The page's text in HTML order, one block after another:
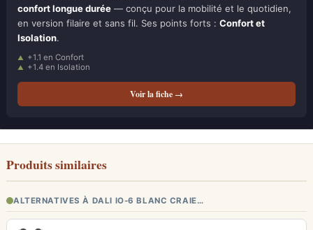
confort longue durée — conçu pour la mobilité et le quotidien,
en version filaire et sans fil. Ses points forts : Confort et
Isolation.
+1.1 en Confort
+1.4 en Isolation
Voir la fiche →
Produits similaires
ALTERNATIVES À DALI IO-6 BLANC CRAIE…